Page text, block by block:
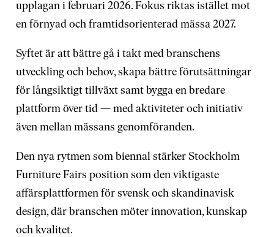
upplagan i februari 2026. Fokus riktas istället mot
en förnyad och framtidsorienterad mässa 2027.
Syftet är att bättre gå i takt med branschens
utveckling och behov, skapa bättre förutsättningar
för långsiktigt tillväxt samt bygga en bredare
plattform över tid — med aktiviteter och initiativ
även mellan mässans genomföranden.
Den nya rytmen som biennal stärker Stockholm
Furniture Fairs position som den viktigaste
affärsplattformen för svensk och skandinavisk
design, där branschen möter innovation, kunskap
och kvalitet.